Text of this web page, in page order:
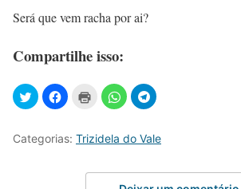
Será que vem racha por ai?
Compartilhe isso:
Categorias: Trizidela do Vale